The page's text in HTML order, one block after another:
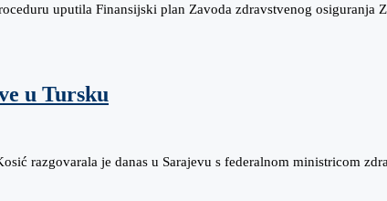
uputila Finansijski plan Zavoda zdravstvenog
u Tursku
razgovarala je danas u Sarajevu s federalnom ministricom